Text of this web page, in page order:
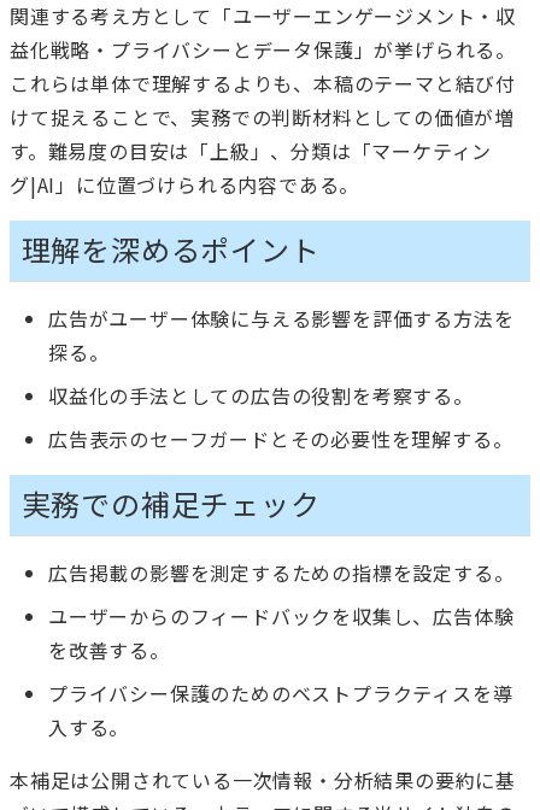
関連する考え方として「ユーザーエンゲージメント・収
益化戦略・プライバシーとデータ保護」が挙げられる。
これらは単体で理解するよりも、本稿のテーマと結び付
けて捉えることで、実務での判断材料としての価値が増
す。難易度の目安は「上級」、分類は「マーケティン
グ|AI」に位置づけられる内容である。
理解を深めるポイント
広告がユーザー体験に与える影響を評価する方法を
探る。
収益化の手法としての広告の役割を考察する。
広告表示のセーフガードとその必要性を理解する。
実務での補足チェック
広告掲載の影響を測定するための指標を設定する。
ユーザーからのフィードバックを収集し、広告体験
を改善する。
プライバシー保護のためのベストプラクティスを導
入する。
本補足は公開されている一次情報・分析結果の要約に基